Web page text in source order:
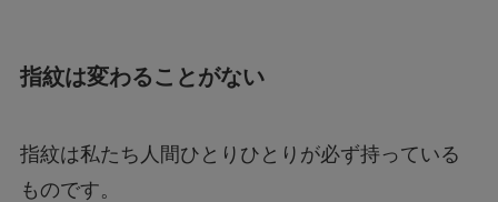
指紋は変わることがない
指紋は私たち人間ひとりひとりが必ず持っている
ものです。